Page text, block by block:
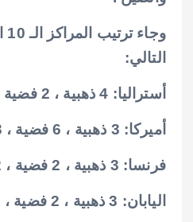
التالي:
أستراليا: 4 ذهبية ، 2 فضية ، 0 برونزية.
أميركا: 3 ذهبية ، 6 فضية ، 3 برونزية.
فرنسا: 3 ذهبية ، 2 فضية ، 2 برونزية.
اليابان: 3 ذهبية ، 2 فضية ، 1 برونزية.